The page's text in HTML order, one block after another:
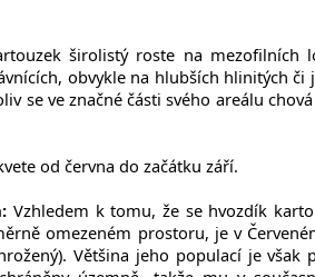
širolistý roste na mezofilních
obvykle na hlubších hlinitých
se ve značné části svého areálu
od června do začátku září.
Vzhledem k tomu, že se hvozdík
omezeném prostoru, je v
Většina jeho populací je